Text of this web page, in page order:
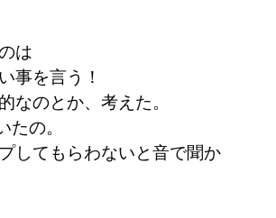
は
事を言う！
なのとか、考えた。
の。
してもらわないと音で聞か